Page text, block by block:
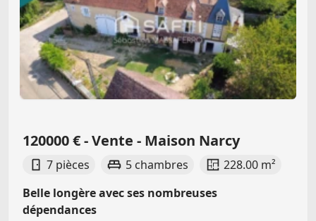
120000 € - Vente - Maison Narcy
7 pièces 5 chambres
228.00 m²
Belle longère avec ses nombreuses
dépendances